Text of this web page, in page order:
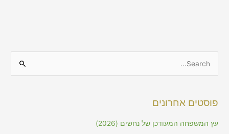
r
c
פוסטים אחרונים
עץ המשפחה המעודכן של נחשים (2026)